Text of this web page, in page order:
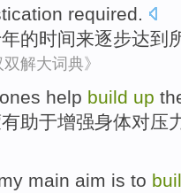
required.
年的时间来逐步达到
解大词典》
help build up
有助于增强身体对压
main aim is to